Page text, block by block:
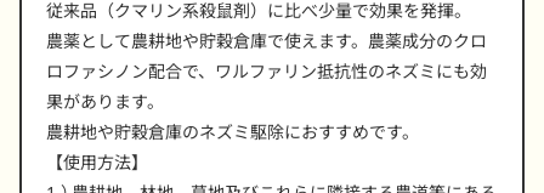
従来品（クマリン系殺鼠剤）に比べ少量で効果を発揮。
農薬として農耕地や貯穀倉庫で使えます。農薬成分のクロ
ロファシノン配合で、ワルファリン抵抗性のネズミにも効
果があります。
農耕地や貯穀倉庫のネズミ駆除におすすめです。
【使用方法】